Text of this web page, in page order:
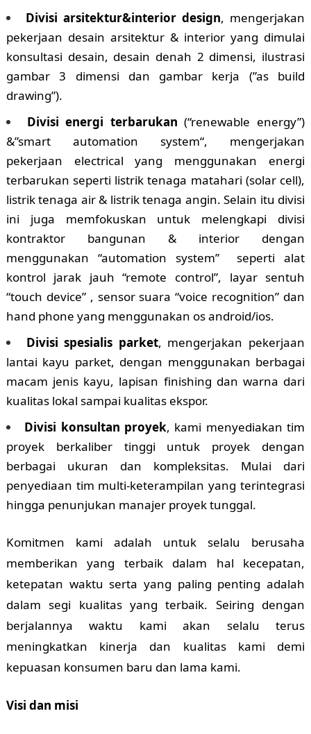
Divisi arsitektur&interior design, mengerjakan
pekerjaan desain arsitektur & interior yang dimulai
konsultasi desain, desain denah 2 dimensi, ilustrasi
gambar 3 dimensi dan gambar kerja (”as build
drawing”).
Divisi energi terbarukan (“renewable energy”)
&”smart automation system“, mengerjakan
pekerjaan electrical yang menggunakan energi
terbarukan seperti listrik tenaga matahari (solar cell),
listrik tenaga air & listrik tenaga angin. Selain itu divisi
ini juga memfokuskan untuk melengkapi divisi
kontraktor bangunan & interior dengan
menggunakan “automation system” seperti alat
kontrol jarak jauh “remote control”, layar sentuh
“touch device” , sensor suara “voice recognition” dan
hand phone yang menggunakan os android/ios.
Divisi spesialis parket, mengerjakan pekerjaan
lantai kayu parket, dengan menggunakan berbagai
macam jenis kayu, lapisan finishing dan warna dari
kualitas lokal sampai kualitas ekspor.
Divisi konsultan proyek, kami menyediakan tim
proyek berkaliber tinggi untuk proyek dengan
berbagai ukuran dan kompleksitas. Mulai dari
penyediaan tim multi-keterampilan yang terintegrasi
hingga penunjukan manajer proyek tunggal.
Komitmen kami adalah untuk selalu berusaha
memberikan yang terbaik dalam hal kecepatan,
ketepatan waktu serta yang paling penting adalah
dalam segi kualitas yang terbaik. Seiring dengan
berjalannya waktu kami akan selalu terus
meningkatkan kinerja dan kualitas kami demi
kepuasan konsumen baru dan lama kami.
Visi dan misi